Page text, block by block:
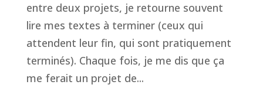
entre deux projets, je retourne souvent
lire mes textes à terminer (ceux qui
attendent leur fin, qui sont pratiquement
terminés). Chaque fois, je me dis que ça
me ferait un projet de...